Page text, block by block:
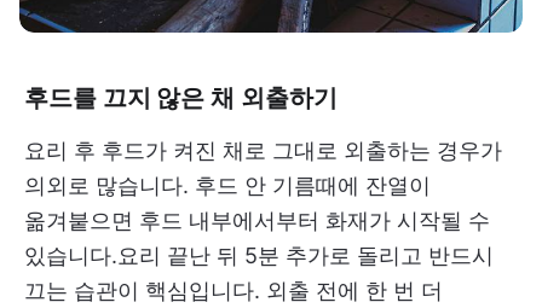
후드를 끄지 않은 채 외출하기
요리 후 후드가 켜진 채로 그대로 외출하는 경우가
의외로 많습니다. 후드 안 기름때에 잔열이
옮겨붙으면 후드 내부에서부터 화재가 시작될 수
있습니다.요리 끝난 뒤 5분 추가로 돌리고 반드시
끄는 습관이 핵심입니다. 외출 전에 한 번 더